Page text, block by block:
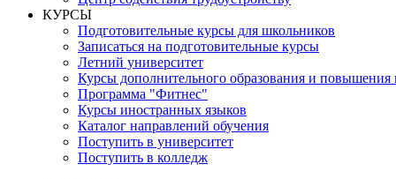
КУРСЫ
Подготовительные курсы для школьников
Записаться на подготовительные курсы
Летний университет
Курсы дополнительного образования и повышения
Программа "Фитнес"
Курсы иностранных языков
Каталог направлений обучения
Поступить в университет
Поступить в колледж